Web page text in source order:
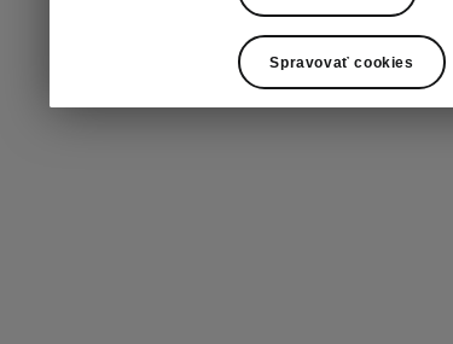
Spravovať cookies